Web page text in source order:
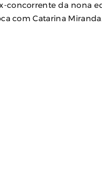
concorrente da nona
com Catarina Miranda.